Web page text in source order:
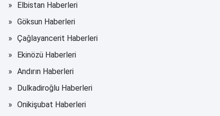
Elbistan Haberleri
Göksun Haberleri
Çağlayancerit Haberleri
Ekinözü Haberleri
Andırın Haberleri
Dulkadiroğlu Haberleri
Onikişubat Haberleri